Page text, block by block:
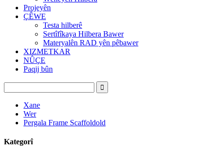
Projeyên
ÇÊWE
Testa hilberê
Sertîfîkaya Hilbera Bawer
Materyalên RAD yên pêbawer
XIZMETKAR
NÛÇE
Paqij bûn
Xane
Wer
Pergala Frame Scaffoldold
Kategorî